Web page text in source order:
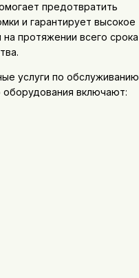
предотвратить
и гарантирует высокое
на протяжении всего срока
услуги по обслуживанию
оборудования включают: